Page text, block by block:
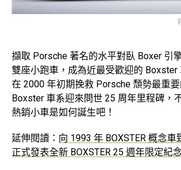
擷取 Porsche 著名的水平對臥 Boxer 引
雙座小跑車，成為近最受歡迎的 Boxster
在 2000 年初期挽救 Porsche 頹勢最重
Boxster 車系迎來問世 25 周年里程碑，
熱銷小車是如何誕生吧！
延伸閱讀： 向 1993 年 BOXSTER 概念車
正式發表全新 BOXSTER 25 週年限定紀